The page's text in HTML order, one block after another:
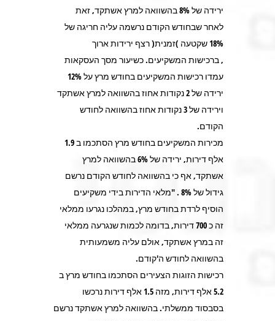
ירידה של 8% בהשוואה למרץ אשתקד, זאת
לאחר שבחודש הקודם נרשמה עליה חריגה של
18% שקטעה )זמנית( רצף ירידות ארוך
, ברכישות המשקיעים. כשיעור מסך העסקאות
עמדו רכישות המשקיעים בחודש מרץ על 12%
ירידה של 2 נקודות אחוז בהשוואה למרץ אשתקד
וירידה של 3 נקודות אחוז בהשוואה לחודש
הקודם.
מכירות המשקיעים בחודש מרץ הסתכמו ב 1.9
אלף דירות, ירידה של 6% בהשוואה למרץ
אשתקד, אף כי בהשוואה לחודש הקודם נרשם
גידול של 8% . "מלאי הדירות בידי משקיעים
הוסיף לרדת בחודש מרץ, במהלכו נגרעו ממלאי
זה כ 700 דירות, בדומה לכמות שנגרעה ממלאי
זה במרץ אשתקד, אולם עליה משמעותית
בהשוואה לחודש ה'קודם.
רכישות הזוגות הצעירים הסתכמו בחודש מרץ ב
5.2 אלף דירות, מזה 1.5 אלף דירות נרכשו
בסבסוד ממשלתי. בהשוואה למרץ אשתקד נרשם